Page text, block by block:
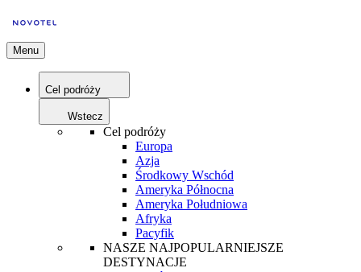
Menu
Cel podróży
Wstecz
Cel podróży
Europa
Azja
Środkowy Wschód
Ameryka Północna
Ameryka Południowa
Afryka
Pacyfik
NASZE NAJPOPULARNIEJSZE
DESTYNACJE